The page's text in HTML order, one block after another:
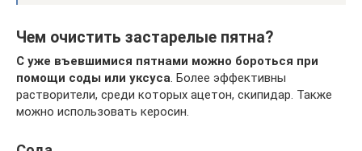
Чем очистить застарелые пятна?
С уже въевшимися пятнами можно бороться при
помощи соды или уксуса. Более эффективны
растворители, среди которых ацетон, скипидар. Также
можно использовать керосин.